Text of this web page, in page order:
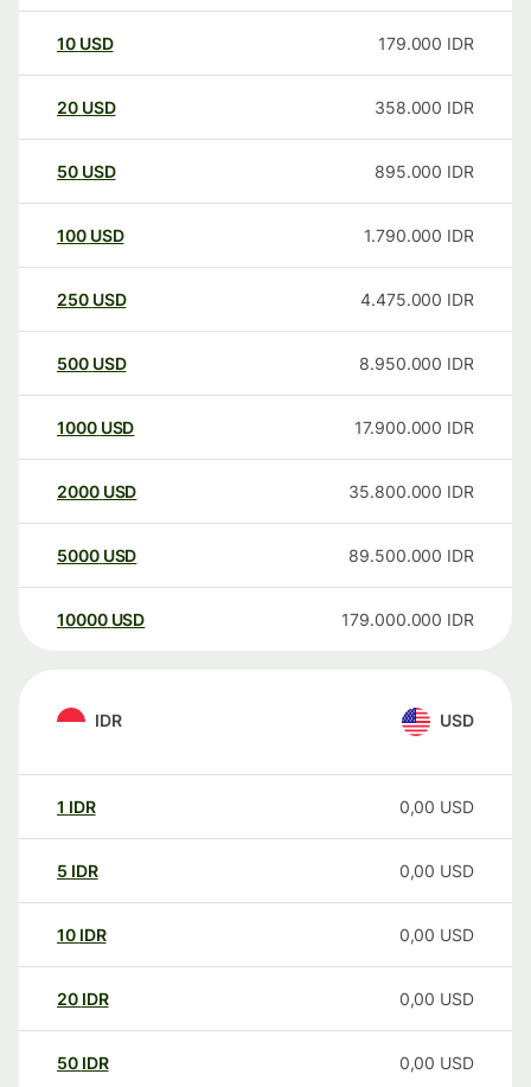
10 USD 179.000 IDR
20 USD 358.000 IDR
50 USD 895.000 IDR
100 USD 1.790.000 IDR
250 USD 4.475.000 IDR
500 USD 8.950.000 IDR
1000 USD 17.900.000 IDR
2000 USD 35.800.000 IDR
5000 USD 89.500.000 IDR
10000 USD 179.000.000 IDR
IDR USD
1 IDR 0,00 USD
5 IDR 0,00 USD
10 IDR 0,00 USD
20 IDR 0,00 USD
50 IDR 0,00 USD